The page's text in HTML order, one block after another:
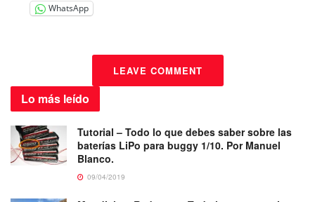
WhatsApp
LEAVE COMMENT
Lo más leído
Tutorial – Todo lo que debes saber sobre las
baterías LiPo para buggy 1/10. Por Manuel
Blanco.
09/04/2019